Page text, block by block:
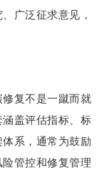
广泛征求意见，
复不是一蹴而就
盖评估指标、标
系，通常为鼓励
管控和修复管理